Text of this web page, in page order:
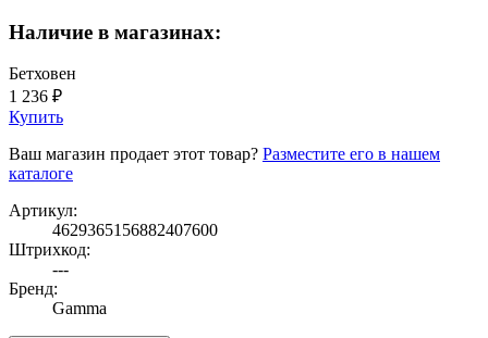
Наличие в магазинах:
Бетховен
1 236 ₽
Купить
Ваш магазин продает этот товар? Разместите его в нашем
каталоге
Артикул:
4629365156882407600
Штрихкод:
---
Бренд:
Gamma